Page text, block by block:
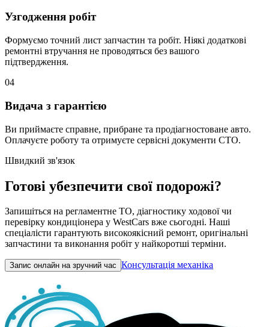
Узгодження робіт
Формуємо точний лист запчастин та робіт. Ніякі додаткові
ремонтні втручання не проводяться без вашого
підтвердження.
04
Видача з гарантією
Ви приймаєте справне, прибране та продіагностоване авто.
Оплачуєте роботу та отримуєте сервісні документи СТО.
Швидкий зв'язок
Готові убезпечити свої подорожі?
Запишіться на регламентне ТО, діагностику ходової чи
перевірку кондиціонера у WestCars вже сьогодні. Наші
спеціалісти гарантують високоякісний ремонт, оригінальні
запчастини та виконання робіт у найкоротші терміни.
Запис онлайн на зручний час Консультація механіка